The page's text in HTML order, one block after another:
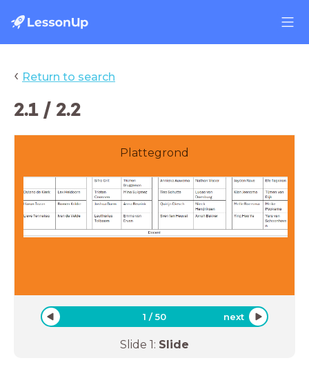
‹ Return to search
2.1 / 2.2
Plattegrond
1 /50 next
Slide 1: Slide